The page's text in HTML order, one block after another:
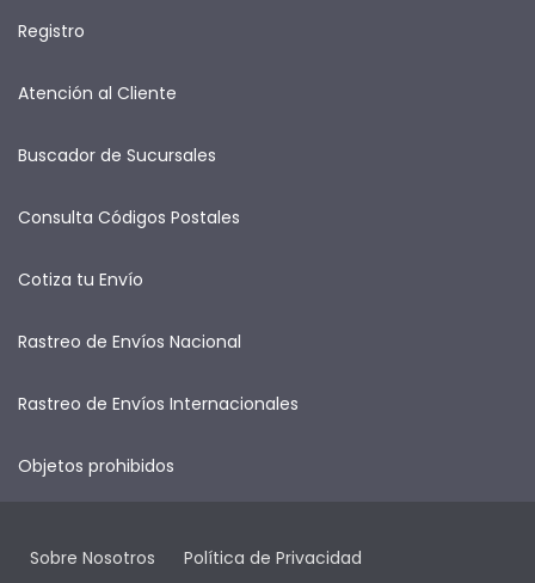
Registro
Atención al Cliente
Buscador de Sucursales
Consulta Códigos Postales
Cotiza tu Envío
Rastreo de Envíos Nacional
Rastreo de Envíos Internacionales
Objetos prohibidos
Sobre Nosotros Política de Privacidad